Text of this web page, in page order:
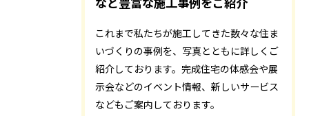
これまで私たちが施工してきた数々な住ま
いづくりの事例を、写真とともに詳しくご
紹介しております。完成住宅の体感会や展
示会などのイベント情報、新しいサービス
などもご案内しております。